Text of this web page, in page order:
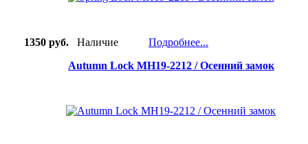
1350 руб. Наличие
Подробнее...
Autumn Lock MH19-2212 / Осенний замок